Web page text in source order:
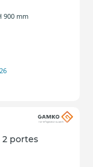
900 mm
2 portes